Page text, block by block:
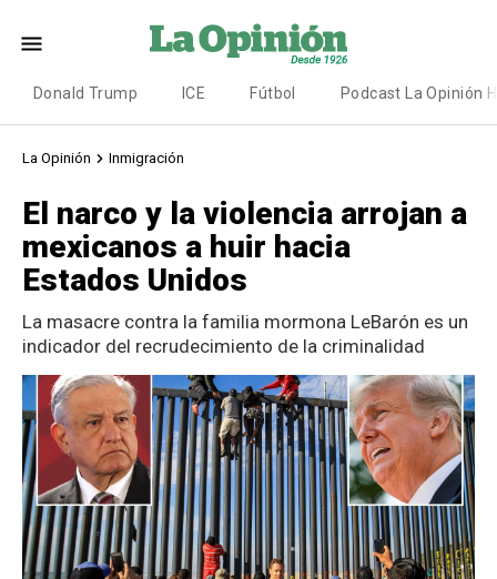
Donald Trump ICE Fútbol Podcast La Opinión
La Opinión Inmigración
El narco y la violencia arrojan a
mexicanos a huir hacia
Estados Unidos
La masacre contra la familia mormona LeBarón es un
indicador del recrudecimiento de la criminalidad